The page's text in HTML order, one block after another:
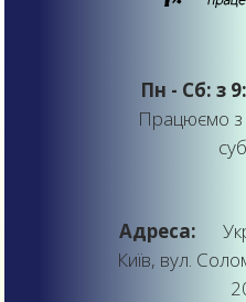
Пн - Сб: з
Працюємо з
Адреса:
Київ, вул.